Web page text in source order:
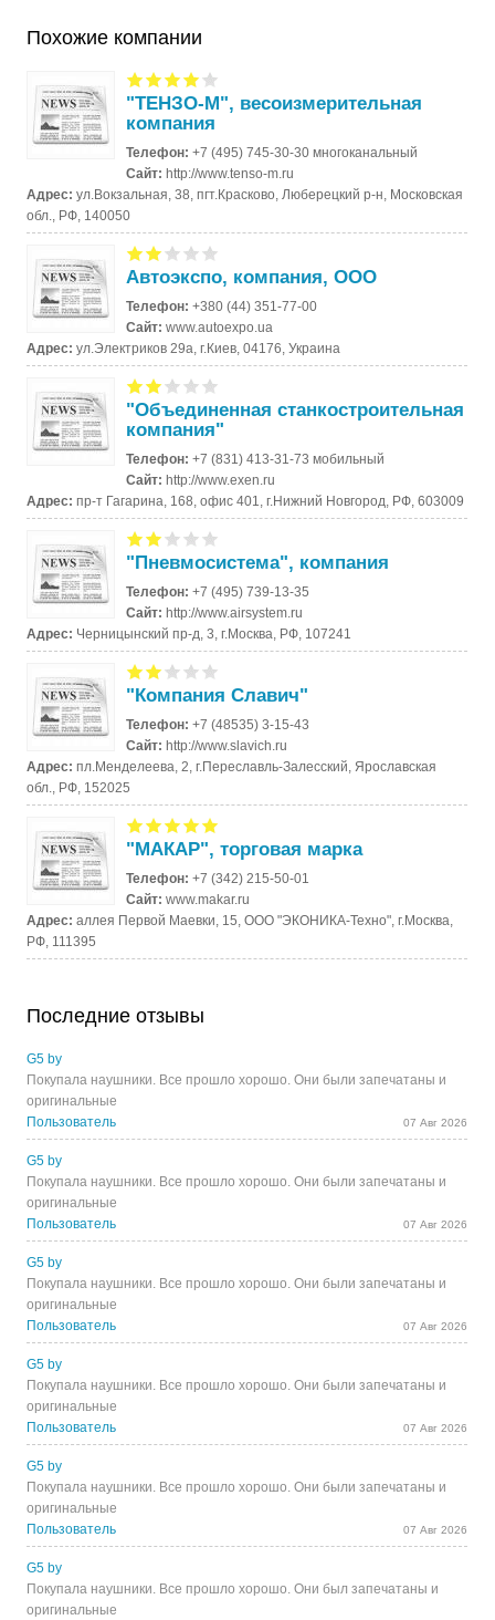
Похожие компании
"ТЕНЗО-М", весоизмерительная
компания
Телефон:+7 (495) 745-30-30 многоканальный
Сайт:http://www.tenso-m.ru
Адрес:ул.Вокзальная, 38, пгт.Красково, Люберецкий р-н, Московская
обл., РФ, 140050
Автоэкспо, компания, ООО
Телефон:+380 (44) 351-77-00
Сайт:www.autoexpo.ua
Адрес:ул.Электриков 29а, г.Киев, 04176, Украина
"Объединенная станкостроительная
компания"
Телефон:+7 (831) 413-31-73 мобильный
Сайт:http://www.exen.ru
Адрес:пр-т Гагарина, 168, офис 401, г.Нижний Новгород, РФ, 603009
"Пневмосистема", компания
Телефон:+7 (495) 739-13-35
Сайт:http://www.airsystem.ru
Адрес: Черницынский пр-д, 3, г.Москва, РФ, 107241
"Компания Славич"
Телефон:+7 (48535) 3-15-43
Сайт:http://www.slavich.ru
Адрес:пл.Менделеева, 2, г.Переславль-Залесский, Ярославская
обл., РФ, 152025
"МАКАР", торговая марка
Телефон:+7 (342) 215-50-01
Сайт:www.makar.ru
Адрес:аллея Первой Маевки, 15, ООО "ЭКОНИКА-Техно", г.Москва,
РФ, 111395
Последние отзывы
G5 by
Покупала наушники. Все прошло хорошо. Они были запечатаны и
оригинальные
Пользователь
07 Авг 2026
G5 by
Покупала наушники. Все прошло хорошо. Они были запечатаны и
оригинальные
Пользователь
07 Авг 2026
G5 by
Покупала наушники. Все прошло хорошо. Они были запечатаны и
оригинальные
Пользователь
07 Авг 2026
G5 by
Покупала наушники. Все прошло хорошо. Они были запечатаны и
оригинальные
Пользователь
07 Авг 2026
G5 by
Покупала наушники. Все прошло хорошо. Они были запечатаны и
оригинальные
Пользователь
07 Авг 2026
G5 by
Покупала наушники. Все прошло хорошо. Они был запечатаны и
оригинальные